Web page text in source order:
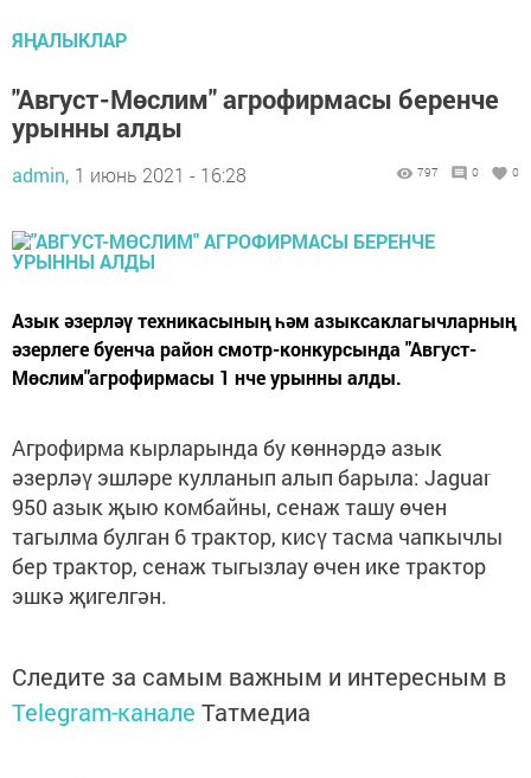
ЯҢАЛЫКЛАР
"Август-Мөслим" агрофирмасы беренче
урынны алды
admin, 1 июнь 2021 - 16:28 797 0 0
Азык әзерләү техникасының һәм азыксаклагычларның
әзерлеге буенча район смотр-конкурсында "Август-
Мөслим"агрофирмасы 1 нче урынны алды.
Агрофирма кырларында бу көннәрдә азык
әзерләү эшләре кулланып алып барыла: Jaguar
950 азык җыю комбайны, сенаж ташу өчен
тагылма булган 6 трактор, кисү тасма чапкычлы
бер трактор, сенаж тыгызлау өчен ике трактор
эшкә җигелгән.
Следите за самым важным и интересным в
Telegram-канале Татмедиа